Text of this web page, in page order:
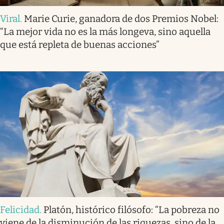
Viral. Marie Curie, ganadora de dos Premios Nobel:
“La mejor vida no es la más longeva, sino aquella
que está repleta de buenas acciones”
Felicidad. Platón, histórico filósofo: “La pobreza no